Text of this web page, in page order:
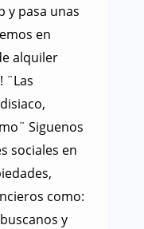
y pasa unas
en
alquiler
¨Las
Siguenos
sociales en
como:
y